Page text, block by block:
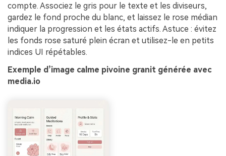
compte. Associez le gris pour le texte et les diviseurs,
gardez le fond proche du blanc, et laissez le rose médian
indiquer la progression et les états actifs. Astuce : évitez
les fonds rose saturé plein écran et utilisez-le en petits
indices UI répétables.
Exemple d’image calme pivoine granit générée avec
media.io